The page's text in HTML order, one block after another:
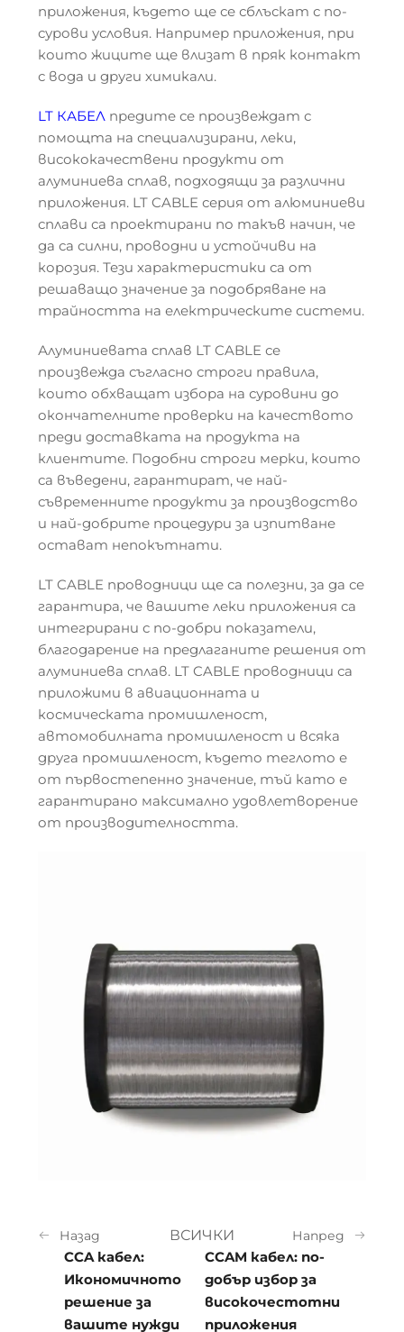
приложения, където ще се сблъскат с по-
сурови условия. Например приложения, при
които жиците ще влизат в пряк контакт
с вода и други химикали.
LT КАБЕЛ предите се произвеждат с
помощта на специализирани, леки,
висококачествени продукти от
алуминиева сплав, подходящи за различни
приложения. LT CABLE серия от алюминиеви
сплави са проектирани по такъв начин, че
да са силни, проводни и устойчиви на
корозия. Тези характеристики са от
решаващо значение за подобряване на
трайността на електрическите системи.
Алуминиевата сплав LT CABLE се
произвежда съгласно строги правила,
които обхващат избора на суровини до
окончателните проверки на качеството
преди доставката на продукта на
клиентите. Подобни строги мерки, които
са въведени, гарантират, че най-
съвременните продукти за производство
и най-добрите процедури за изпитване
остават непокътнати.
LT CABLE проводници ще са полезни, за да се
гарантира, че вашите леки приложения са
интегрирани с по-добри показатели,
благодарение на предлаганите решения от
алуминиева сплав. LT CABLE проводници са
приложими в авиационната и
космическата промишленост,
автомобилната промишленост и всяка
друга промишленост, където теглото е
от първостепенно значение, тъй като е
гарантирано максимално удовлетворение
от производителността.
Назад
CCA кабел:
Икономичното
решение за
вашите нужди
ВСИЧКИ Напред
CCAM кабел: по-
добър избор за
високочестотни
приложения